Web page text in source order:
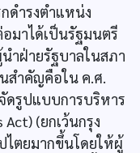
ดำรงตำแหน่ง
มาได้เป็นรัฐมนตรี
ำฝ่ายรัฐบาลในสภา
สำคัญคือใน ค.ศ.
ดรูปแบบการบริหาร
(ยกเว้นกรุง
ตยมากขึ้นโดยให้ผู้